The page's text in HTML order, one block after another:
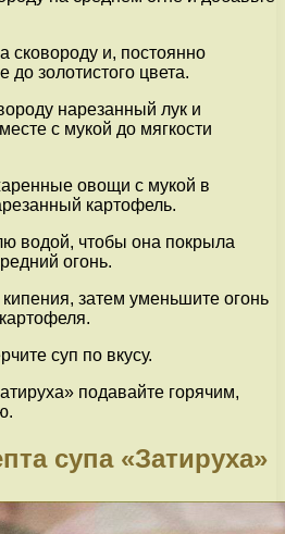
сковороду и, постоянно
золотистого цвета.
нарезанный лук и
с мукой до мягкости
овощи с мукой в
картофель.
водой, чтобы она покрыла
огонь.
затем уменьшите огонь
суп по вкусу.
подавайте горячим,
супа «Затируха»